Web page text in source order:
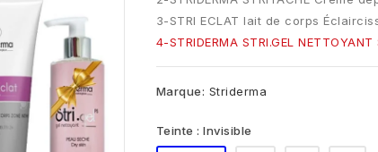
3-STRI ECLAT lait de corps
4-STRIDERMA STRI.GEL
Marque: Striderma
Teinte : Invisible